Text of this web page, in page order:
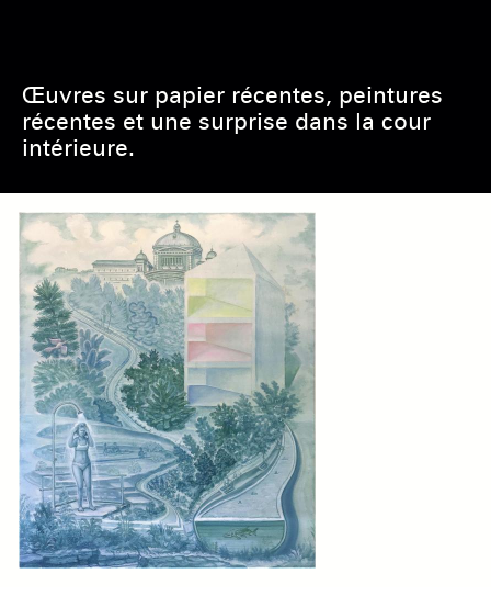
Œuvres sur papier récentes, peintures
récentes et une surprise dans la cour
intérieure.